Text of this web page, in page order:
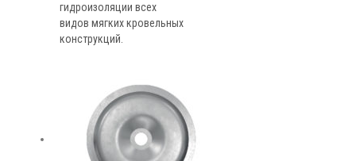
гидроизоляции всех
видов мягких кровельных
конструкций.